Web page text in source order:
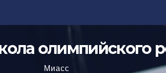
олимпийского
Миасс